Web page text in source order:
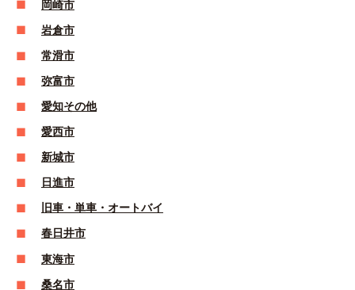
岡崎市
岩倉市
常滑市
弥富市
愛知その他
愛西市
新城市
日進市
旧車・単車・オートバイ
春日井市
東海市
桑名市